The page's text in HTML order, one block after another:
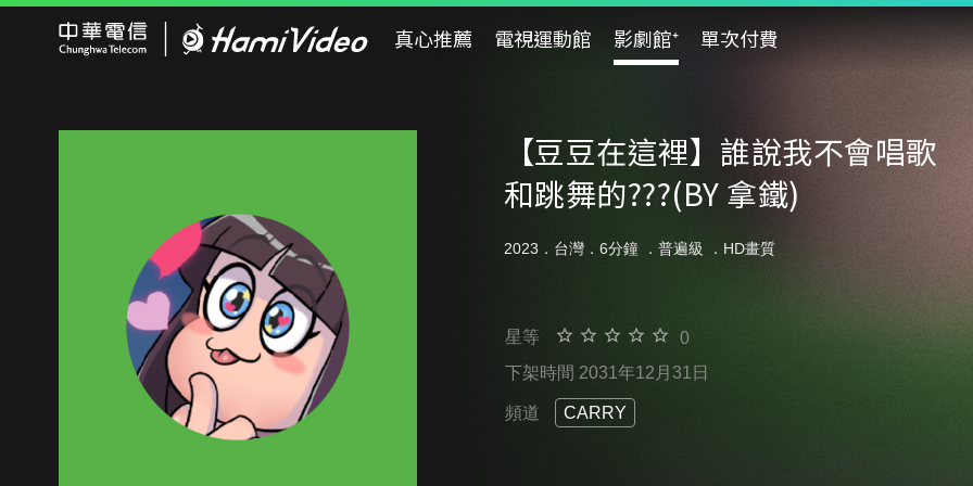
真心推薦 電視運動館 影劇館⁺ 單次付費
【豆豆在這裡】誰說我不會唱歌
和跳舞的???(BY 拿鐵)
2023．台灣．6分鐘 ． 普遍級 ．HD畫質
星等
0
下架時間 2031年12月31日
頻道 CARRY